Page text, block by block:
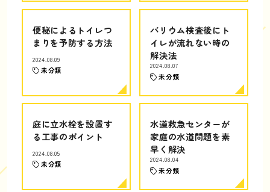
便秘によるトイレつ
まりを予防する方法
2024.08.09
未分類
バリウム検査後にト
イレが流れない時の
解決法
2024.08.07
未分類
庭に立水栓を設置す
る工事のポイント
2024.08.05
未分類
水道救急センターが
家庭の水道問題を素
早く解決
2024.08.04
未分類